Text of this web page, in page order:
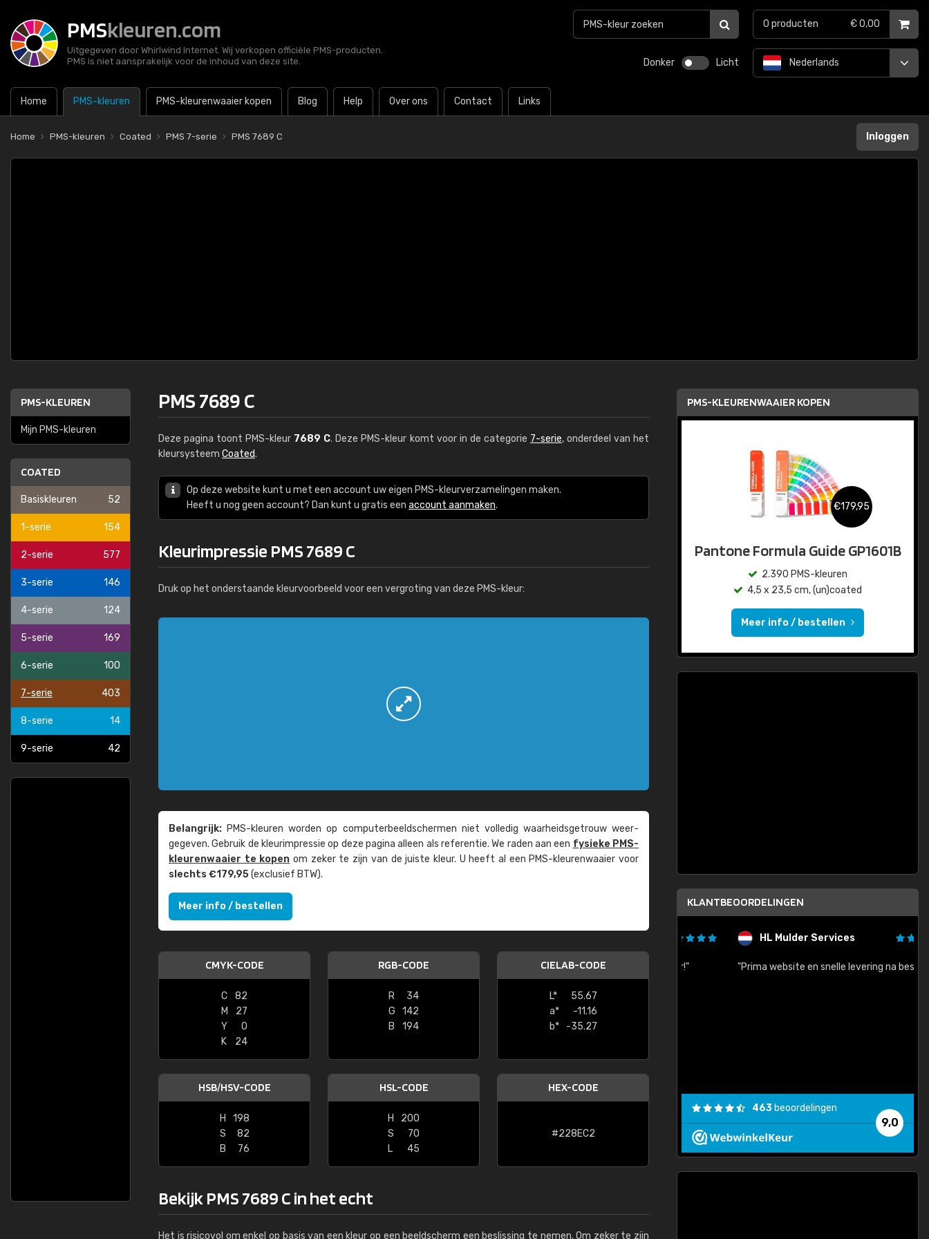
PMSkleuren.com
Uitgegeven door Whirlwind Internet. Wij verkopen officiële PMS-producten.
PMS is niet aansprakelijk voor de inhoud van deze site.
Donker Licht
Home PMS-kleuren PMS-kleurenwaaier kopen Blog Help Over ons Contact Links
Nederlands
0 producten € 0,00
Home PMS-kleuren Coated PMS 7-serie PMS 7689 C Inloggen
PMS-KLEUREN
Mijn PMS-kleuren
COATED
Basiskleuren 52
1-serie 154
2-serie 577
3-serie 146
4-serie 124
5-serie 169
6-serie 100
7-serie 403
8-serie 14
9-serie 42
PMS 7689 C
Deze pagina toont PMS-kleur 7689 C. Deze PMS-kleur komt voor in de categorie 7-serie, onderdeel van het
kleursysteem Coated.
Op deze website kunt u met een account uw eigen PMS-kleurverzamelingen maken.
Heeft u nog geen account? Dan kunt u gratis een account aanmaken.
Kleurimpressie PMS 7689 C
Druk op het onderstaande kleurvoorbeeld voor een vergroting van deze PMS-kleur:
Belangrijk: PMS-kleuren worden op computer­beeld­schermen niet volledig waarheids­­getrouw weer­
gegeven. Gebruik de kleur­impressie op deze pagina alleen als referentie. We raden aan een fysieke PMS-
kleuren­waaier te kopen om zeker te zijn van de juiste kleur. U heeft al een PMS-kleuren­waaier voor
slechts €179,95(exclusief BTW).
Meer info / bestellen
CMYK-CODE
C
82
M
27
Y
0
K
24
RGB-CODE
R
34
G
142
B
194
CIELAB-CODE
L*
55.67
a*
-11.16
b*
-35.27
HSB/HSV-CODE
H
198
S
82
B
76
HSL-CODE
H
200
S
70
L
45
HEX-CODE
#228EC2
Bekijk PMS 7689 C in het echt
Het is risicovol om enkel op basis van een kleur op een beeldscherm een beslissing te nemen. Om zeker te zijn
PMS-KLEURENWAAIER KOPEN
€179,95
Pantone Formula Guide GP1601B
2.390 PMS-kleuren
4,5 x 23,5 cm, (un)coated
Meer info / bestellen
KLANTBEOORDELINGEN
"Super snelle service en zeer betaalbaar!"
HL Mulder Services
"Prima website en snelle levering na bestelling"
9,0
463 beoordelingen